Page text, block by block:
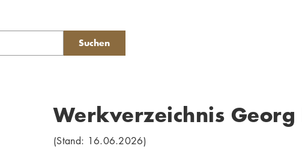
Suchen
Werkverzeichnis Georg
(Stand: 16.06.2026)